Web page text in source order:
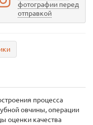
фотографии перед
отправкой
процесса
овчины, операции
оценки качества